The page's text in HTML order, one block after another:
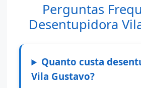
Perguntas
Desentupidora
Quanto custa
Vila Gustavo?